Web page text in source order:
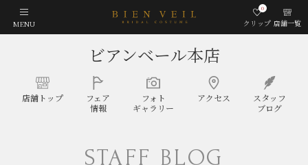
MENU クリップ
0
店舗一覧
ビアンベール本店
店舗トップ
フェア
情報
フォト
ギャラリー
アクセス
スタッフ
ブログ
STAFF BLOG